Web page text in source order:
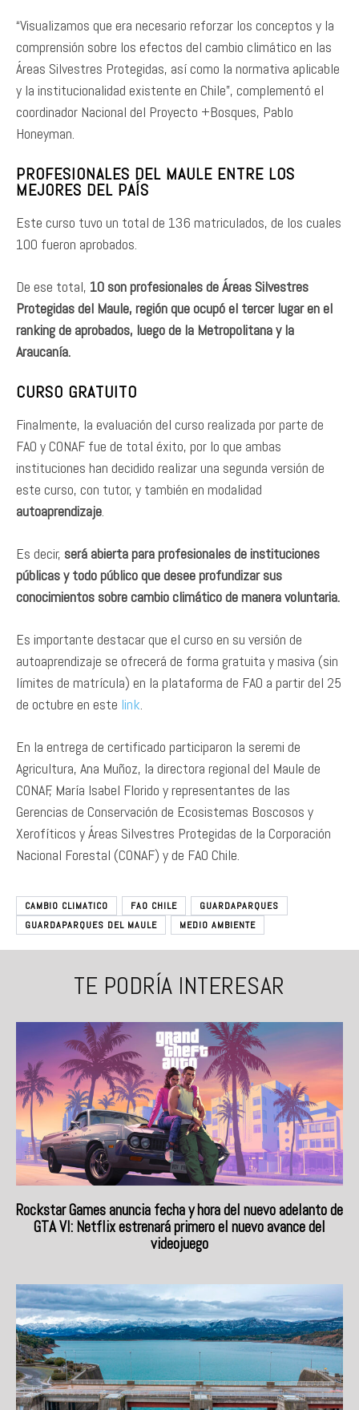
“Visualizamos que era necesario reforzar los conceptos y la
comprensión sobre los efectos del cambio climático en las
Áreas Silvestres Protegidas, así como la normativa aplicable
y la institucionalidad existente en Chile”, complementó el
coordinador Nacional del Proyecto +Bosques, Pablo
Honeyman.
PROFESIONALES DEL MAULE ENTRE LOS
MEJORES DEL PAÍS
Este curso tuvo un total de 136 matriculados, de los cuales
100 fueron aprobados.
De ese total, 10 son profesionales de Áreas Silvestres
Protegidas del Maule, región que ocupó el tercer lugar en el
ranking de aprobados, luego de la Metropolitana y la
Araucanía.
CURSO GRATUITO
Finalmente, la evaluación del curso realizada por parte de
FAO y CONAF fue de total éxito, por lo que ambas
instituciones han decidido realizar una segunda versión de
este curso, con tutor, y también en modalidad
autoaprendizaje
Es decir, será abierta para profesionales de instituciones
públicas y todo público que desee profundizar sus
conocimientos sobre cambio climático de manera voluntaria.
Es importante destacar que el curso en su versión de
autoaprendizaje se ofrecerá de forma gratuita y masiva (sin
límites de matrícula) en la plataforma de FAO a partir del 25
de octubre en este link
En la entrega de certificado participaron la seremi de
Agricultura, Ana Muñoz, la directora regional del Maule de
CONAF, María Isabel Florido y representantes de las
Gerencias de Conservación de Ecosistemas Boscosos y
Xerofíticos y Áreas Silvestres Protegidas de la Corporación
Nacional Forestal (CONAF) y de FAO Chile.
CAMBIO CLIMATICO FAO CHILE
GUARDAPARQUES
GUARDAPARQUES DEL MAULE
MEDIO AMBIENTE
TE PODRÍA INTERESAR
Rockstar Games anuncia fecha y hora del nuevo adelanto de
GTA VI: Netflix estrenará primero el nuevo avance del
videojuego